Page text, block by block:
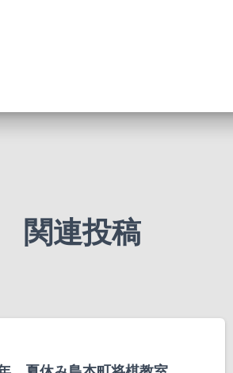
関連投稿